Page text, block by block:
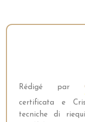
Rédigé par
certificata e
tecniche di